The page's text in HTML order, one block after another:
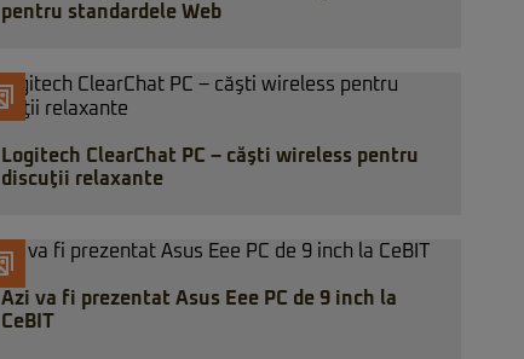
pentru standardele Web
Logitech ClearChat PC – căşti wireless pentru
discuţii relaxante
Azi va fi prezentat Asus Eee PC de 9 inch la
CeBIT